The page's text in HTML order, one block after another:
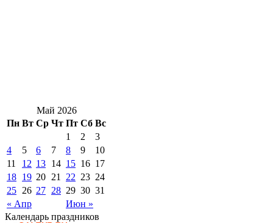
Май 2026
Пн Вт Ср Чт Пт Сб Вс
« Апр Июн »
1 2
3
4
5 6 7 8 9
10
11
12 13 14 15 16 17
18 19 20 21 22 23 24
25 26 27 28 29 30 31
Календарь праздников